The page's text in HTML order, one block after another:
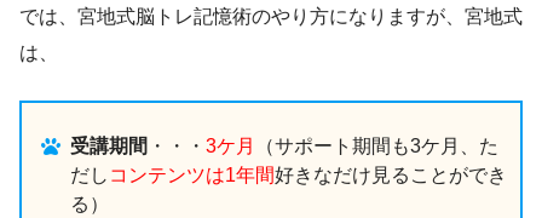
では、宮地式脳トレ記憶術のやり方になりますが、宮地式
は、
受講期間 ・・・ 3ケ月
（サポート期間も3ケ月、た
だし コンテンツは1年間好きなだけ見ることができ
る）